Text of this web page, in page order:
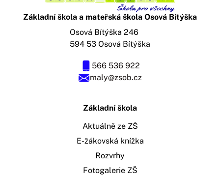
Základní škola a mateřská škola Osová Bítýška
maly@zsob.cz
566 536 922
Osová Bítýška 246
594 53 Osová Bítýška
Základní škola
Aktuálně ze ZŠ
E-žákovská knížka
Rozvrhy
Fotogalerie ZŠ